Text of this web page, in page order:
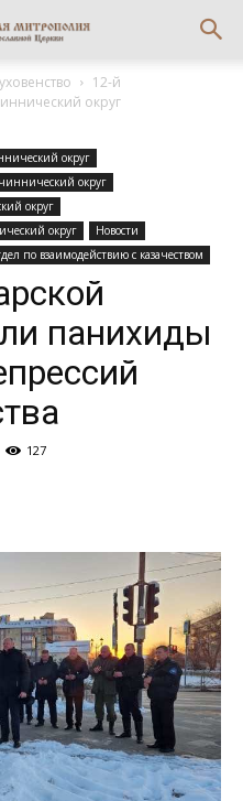
12-й
округ
округ
округ
округ
округ
Новости
по взаимодействию с казачеством
панихиды
127